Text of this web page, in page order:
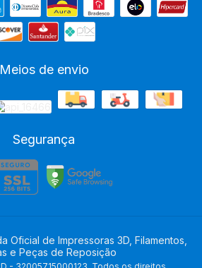
Meios de envio
Segurança
Oficial de Impressoras 3D, Filamentos,
e Peças de Reposição